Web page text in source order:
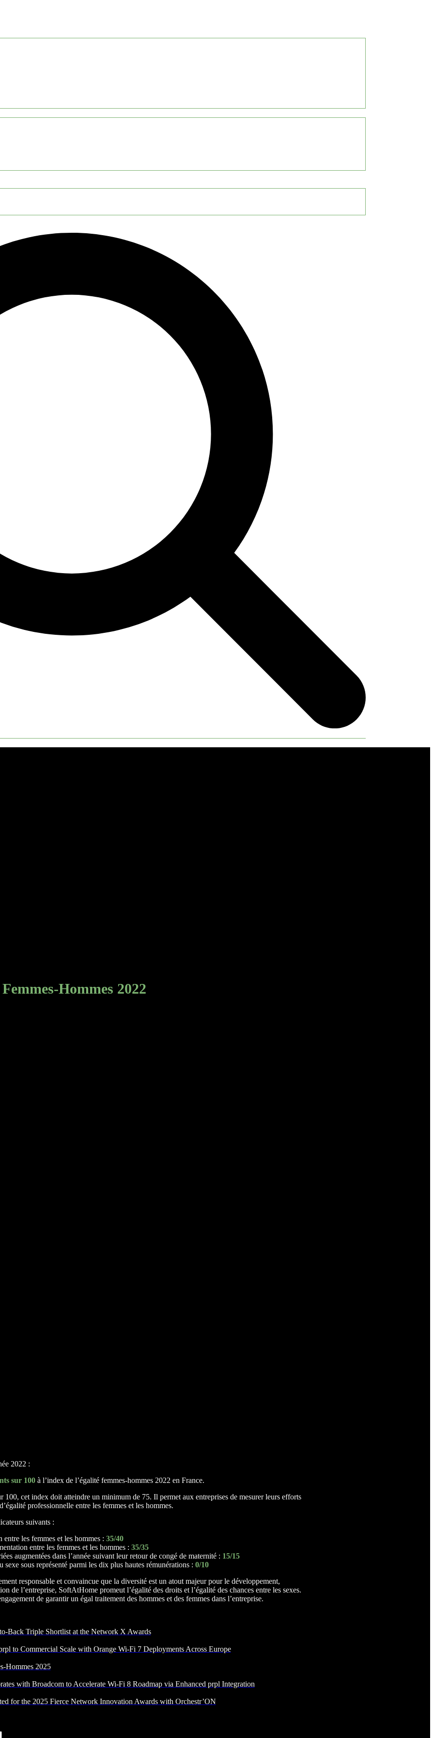
Hommes 2022
2022 :
sur 100à l’index de l’égalité femmes-hommes 2022 en France.
100, cet index doit atteindre un minimum de 75. Il permet aux entreprises de mesurer leurs efforts
professionnelle entre les femmes et les hommes.
suivants :
entre les femmes et les hommes : 35/40
entre les femmes et les hommes : 35/35
augmentées dans l’année suivant leur retour de congé de maternité : 15/15
sexe sous représenté parmi les dix plus hautes rémunérations : 0/10
responsable et convaincue que la diversité est un atout majeur pour le développement,
de l’entreprise, SoftAtHome promeut l’égalité des droits et l’égalité des chances entre les sexes.
de garantir un égal traitement des hommes et des femmes dans l’entreprise.
Back Triple Shortlist at the Network X Awards
to Commercial Scale with Orange Wi-Fi 7 Deployments Across Europe
Hommes 2025
with Broadcom to Accelerate Wi-Fi 8 Roadmap via Enhanced prpl Integration
for the 2025 Fierce Network Innovation Awards with Orchestr’ON